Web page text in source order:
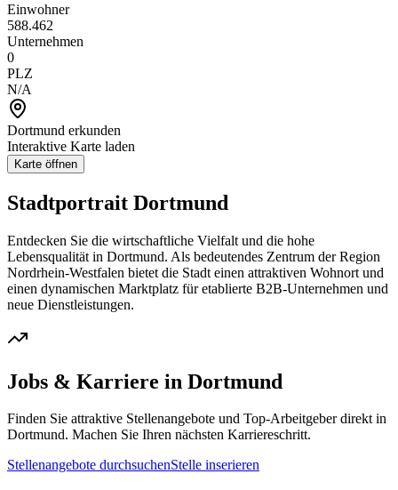
Einwohner
588.462
Unternehmen
0
PLZ
N/A
Dortmund erkunden
Interaktive Karte laden
Karte öffnen
Stadtportrait Dortmund
Entdecken Sie die wirtschaftliche Vielfalt und die hohe
Lebensqualität in Dortmund. Als bedeutendes Zentrum der Region
Nordrhein-Westfalen bietet die Stadt einen attraktiven Wohnort und
einen dynamischen Marktplatz für etablierte B2B-Unternehmen und
neue Dienstleistungen.
Jobs & Karriere in Dortmund
Finden Sie attraktive Stellenangebote und Top-Arbeitgeber direkt in
Dortmund. Machen Sie Ihren nächsten Karriereschritt.
Stellenangebote durchsuchenStelle inserieren